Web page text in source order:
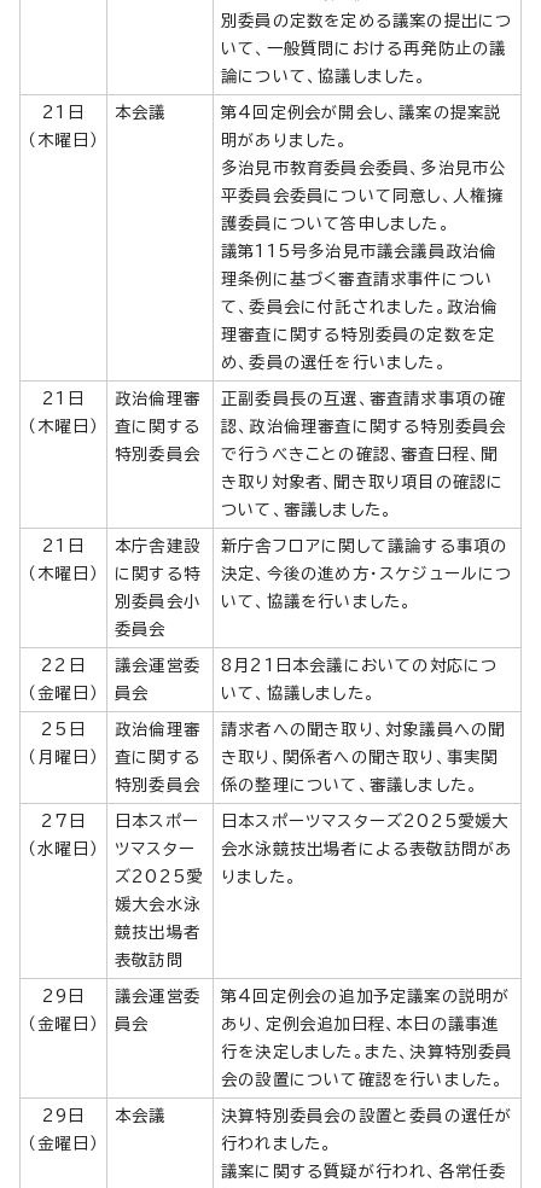
別委員の定数を定める議案の提出につ
いて、一般質問における再発防止の議
論について、協議しました。
21日
（木曜日）
本会議
第4回定例会が開会し、議案の提案説
明がありました。
多治見市教育委員会委員、多治見市公
平委員会委員について同意し、人権擁
護委員について答申しました。
議第115号多治見市議会議員政治倫
理条例に基づく審査請求事件につい
て、委員会に付託されました。政治倫
理審査に関する特別委員の定数を定
め、委員の選任を行いました。
21日
（木曜日）
政治倫理審
査に関する
特別委員会
正副委員長の互選、審査請求事項の確
認、政治倫理審査に関する特別委員会
で行うべきことの確認、審査日程、聞
き取り対象者、聞き取り項目の確認に
ついて、審議しました。
21日
（木曜日）
本庁舎建設
に関する特
別委員会小
委員会
新庁舎フロアに関して議論する事項の
決定、今後の進め方・スケジュールにつ
いて、協議を行いました。
22日
（金曜日）
議会運営委
員会
8月21日本会議においての対応につ
いて、協議しました。
25日
（月曜日）
政治倫理審
査に関する
特別委員会
請求者への聞き取り、対象議員への聞
き取り、関係者への聞き取り、事実関
係の整理について、審議しました。
27日
（水曜日）
日本スポー
ツマスター
ズ2025愛
媛大会水泳
競技出場者
表敬訪問
日本スポーツマスターズ2025愛媛大
会水泳競技出場者による表敬訪問があ
りました。
29日
（金曜日）
議会運営委
員会
第4回定例会の追加予定議案の説明が
あり、定例会追加日程、本日の議事進
行を決定しました。また、決算特別委員
会の設置について確認を行いました。
29日
（金曜日）
本会議
決算特別委員会の設置と委員の選任が
行われました。
議案に関する質疑が行われ、各常任委